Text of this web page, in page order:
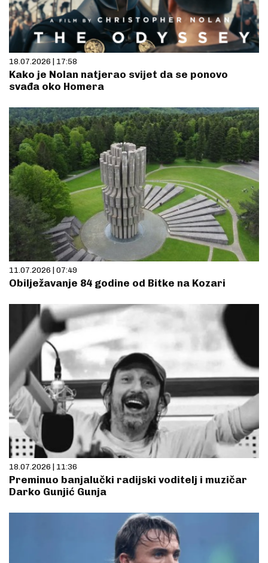
18.07.2026 | 17:58
Kako je Nolan natjerao svijet da se ponovo
svađa oko Homera
11.07.2026 | 07:49
Obilježavanje 84 godine od Bitke na Kozari
18.07.2026 | 11:36
Preminuo banjalučki radijski voditelj i muzičar
Darko Gunjić Gunja